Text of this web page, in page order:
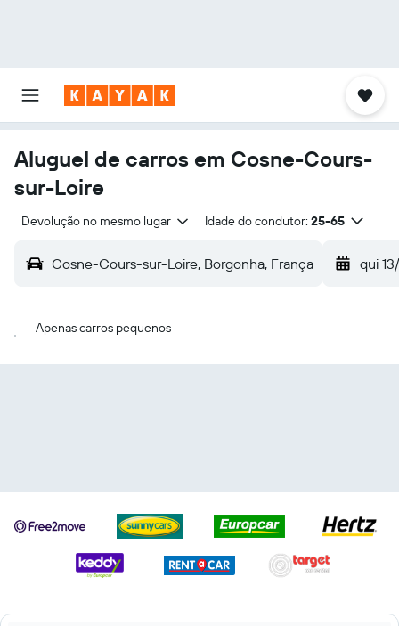
Aluguel de carros em Cosne-Cours-
sur-Loire
Devolução no mesmo lugar Idade do condutor: 25-65
Cosne-Cours-sur-Loire, Borgonha, França qui
Apenas carros pequenos